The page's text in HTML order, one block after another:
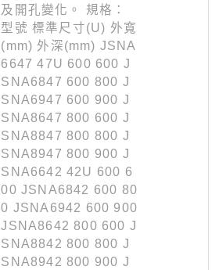
及開孔變化。 規格：
型號 標準尺寸(U) 外寬
(mm) 外深(mm) JSNA
6647 47U 600 600 J
SNA6847 600 800 J
SNA6947 600 900 J
SNA8647 800 600 J
SNA8847 800 800 J
SNA8947 800 900 J
SNA6642 42U 600 6
00 JSNA6842 600 80
0 JSNA6942 600 900
JSNA8642 800 600 J
SNA8842 800 800 J
SNA8942 800 900 J